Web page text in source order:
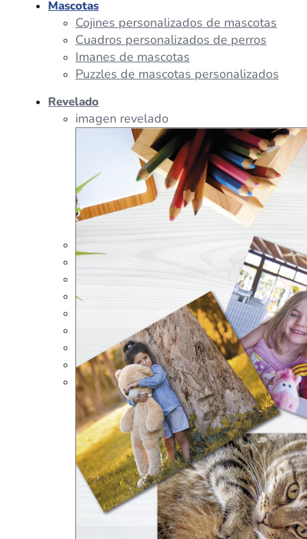
Tazas Personalizadas
Peluches Personalizados
Portalápices Personalizados
Puzles Personalizados
Juegos de Mesa
Alfombrillas Personalizadas
Lámparas LED
Mascotas
Cojines personalizados de mascotas
Cuadros personalizados de perros
Imanes de mascotas
Puzzles de mascotas personalizados
Revelado
imagen revelado